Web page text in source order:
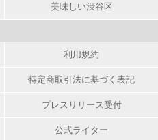
美味しい渋谷区
利用規約
特定商取引法に基づく表記
プレスリリース受付
公式ライター